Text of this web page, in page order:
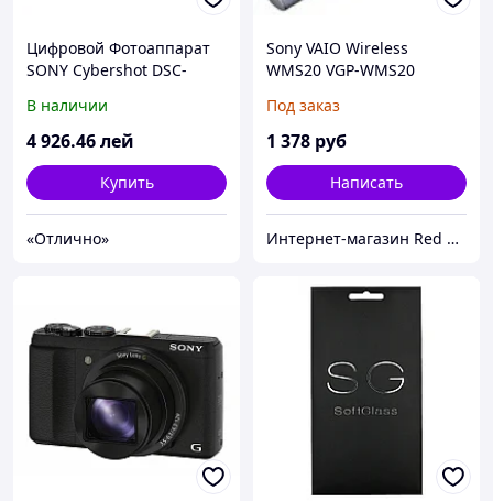
Цифровой Фотоаппарат
SONY Cybershot DSC-
В наличии
4 926.46лей
Купить
«Отлично»
Sony VAIO Wireless
WMS20 VGP-WMS20
Под заказ
1 378 руб
Написать
Интернет-магазин Red Storm